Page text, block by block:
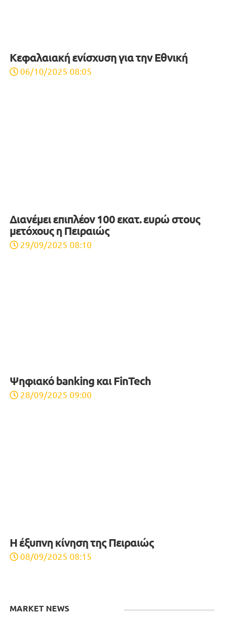
Κεφαλαιακή ενίσχυση για την Εθνική
06/10/2025 08:05
Διανέμει επιπλέον 100 εκατ. ευρώ στους
μετόχους η Πειραιώς
29/09/2025 08:10
Ψηφιακό banking και FinTech
28/09/2025 09:00
Η έξυπνη κίνηση της Πειραιώς
08/09/2025 08:15
MARKET NEWS